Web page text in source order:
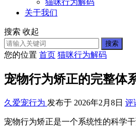
猫咪行为解码
关于我们
搜索 收起
搜索
您的位置 首页 猫咪行为解码
宠物行为矫正的完整体
久爱宠行为 发布于 2026年2月8日 评
宠物行为矫正是一个系统性的科学